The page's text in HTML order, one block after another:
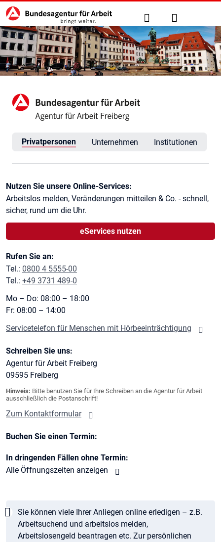
zu den Hauptinhalten springen
Hauptnavigation Suche Anmelden
Agentur für Arbeit Freiberg
Privatpersonen Unternehmen Institutionen
Kontaktinformationen
Nutzen Sie unsere Online-Services:
Arbeitslos melden, Veränderungen mitteilen & Co. - schnell,
sicher, rund um die Uhr.
eServices nutzen
Rufen Sie an:
Tel.: 0800 4 5555-00
Tel.: +49 3731 489-0
Mo – Do: 08:00 – 18:00
Fr: 08:00 – 14:00
Servicetelefon für Menschen mit Hörbeeinträchtigung
Schreiben Sie uns:
Agentur für Arbeit Freiberg
09595 Freiberg
Hinweis: Bitte benutzen Sie für Ihre Schreiben an die Agentur für Arbeit
ausschließlich die Postanschrift!
Zum Kontaktformular
Buchen Sie einen Termin:
In dringenden Fällen ohne Termin:
Alle Öffnungszeiten anzeigen
Sie können viele Ihrer Anliegen online erledigen – z.B.
Arbeitsuchend und arbeitslos melden,
Arbeitslosengeld beantragen etc. Zur persönlichen